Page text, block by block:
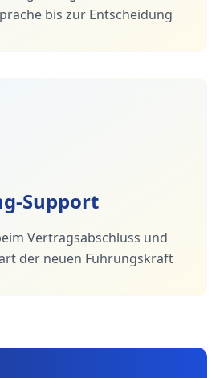
bis zur Entscheidung
Support
Vertragsabschluss und
der neuen Führungskraft